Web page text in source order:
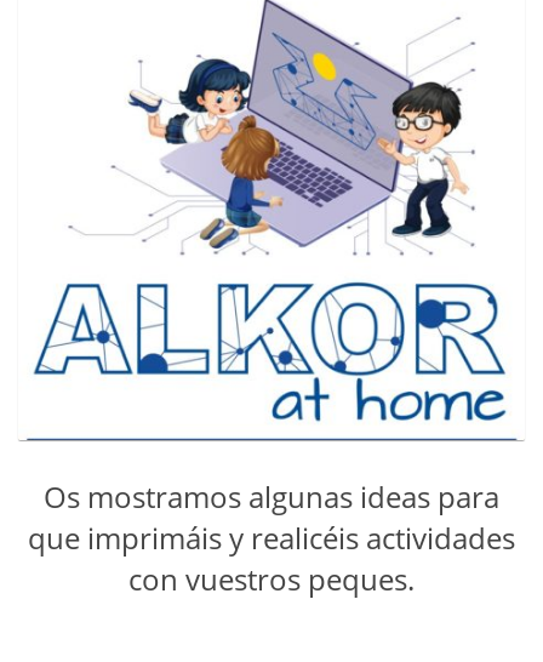
Os mostramos algunas ideas para
que imprimáis y realicéis actividades
con vuestros peques.